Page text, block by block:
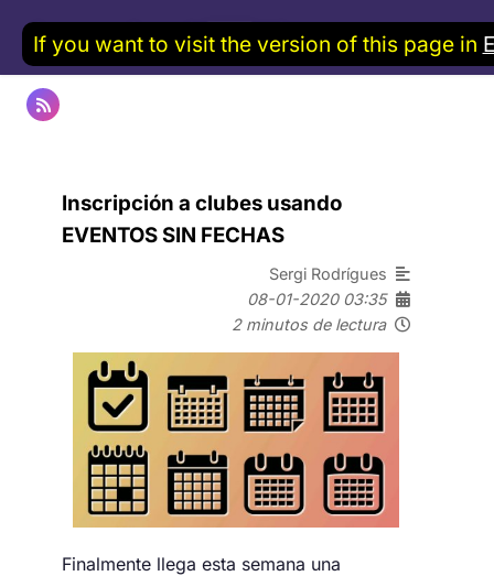
Inscripción a clubes usando
EVENTOS SIN FECHAS
Sergi Rodrígues
08-01-2020 03:35
2 minutos de lectura
Finalmente llega esta semana una
If you want to visit the version of this page in